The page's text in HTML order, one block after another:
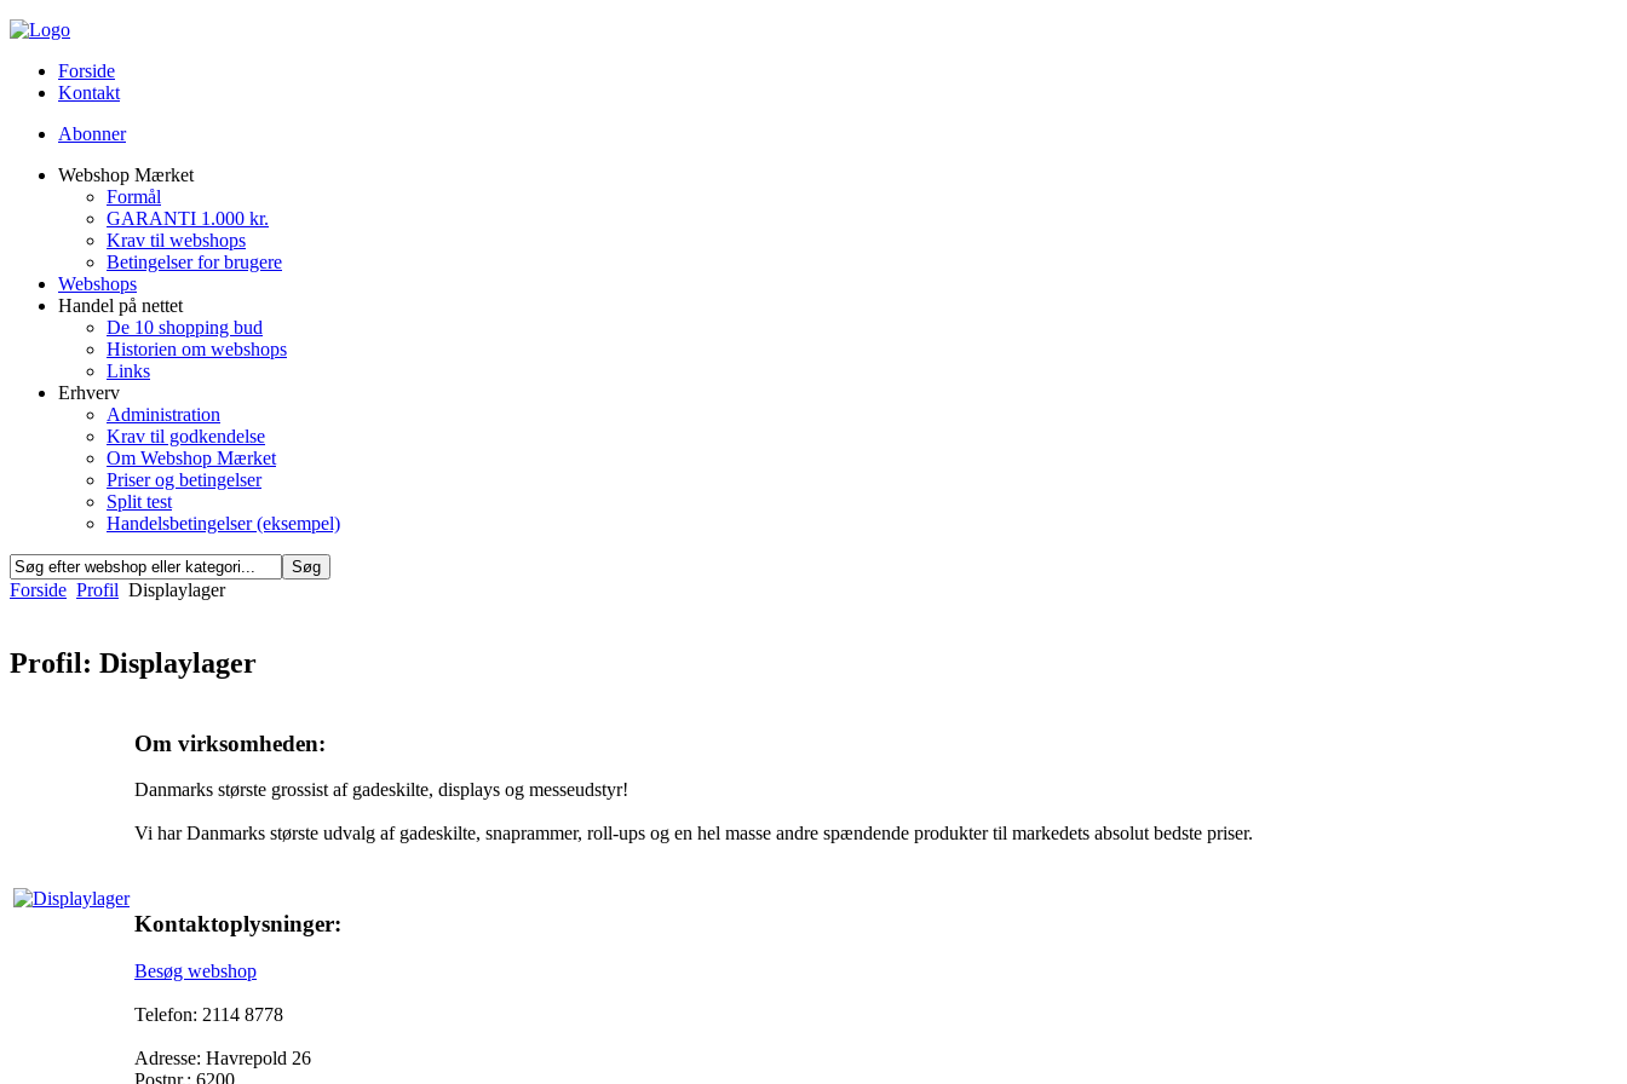
Forside
Kontakt
Abonner
Webshop Mærket
Formål
GARANTI 1.000 kr.
Krav til webshops
Betingelser for brugere
Webshops
Handel på nettet
De 10 shopping bud
Historien om webshops
Links
Erhverv
Administration
Krav til godkendelse
Om Webshop Mærket
Priser og betingelser
Split test
Handelsbetingelser (eksempel)
Forside Profil Displaylager
Profil: Displaylager
Om virksomheden:
Danmarks største grossist af gadeskilte, displays og messeudstyr!
Vi har Danmarks største udvalg af gadeskilte, snaprammer, roll-ups og en hel masse andre spændende produkter til markedets absolut bedste priser.
Kontaktoplysninger:
Besøg webshop
Telefon: 2114 8778
Adresse: Havrepold 26
Postnr.: 6200